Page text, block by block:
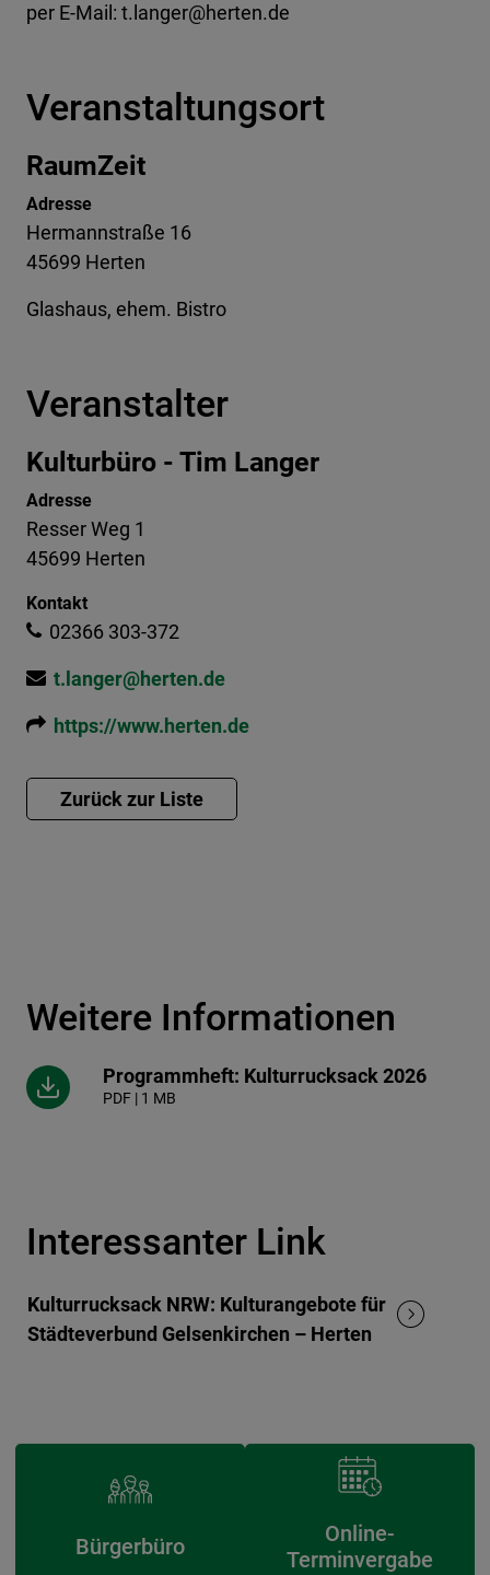
per E-Mail: t.langer@herten.de
Veranstaltungsort
RaumZeit
Adresse
Hermannstraße 16
45699 Herten
Glashaus, ehem. Bistro
Veranstalter
Kulturbüro - Tim Langer
Adresse
Resser Weg 1
45699 Herten
Kontakt
02366 303-372
t.langer@herten.de
https://www.herten.de
Weitere Informationen
Programmheft: Kulturrucksack 2026
PDF | 1 MB
Interessanter Link
Kulturrucksack NRW: Kulturangebote für
Städteverbund Gelsenkirchen – Herten
Bürgerbüro
Online-
Terminvergabe